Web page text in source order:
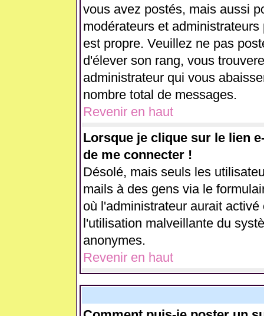
vous avez postés, mais aussi
modérateurs et
est propre. Veuillez ne pas
d'élever son rang, vous
administrateur qui vous
nombre total de messages.
Revenir en haut
Lorsque je clique sur le lien
de me connecter !
Désolé, mais seuls les
mails à des gens via le
où l'administrateur aurait
l'utilisation malveillante du
anonymes.
Revenir en haut